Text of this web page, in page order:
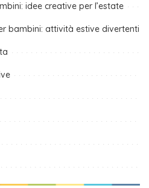
idee creative per l’estate
bambini: attività estive divertenti